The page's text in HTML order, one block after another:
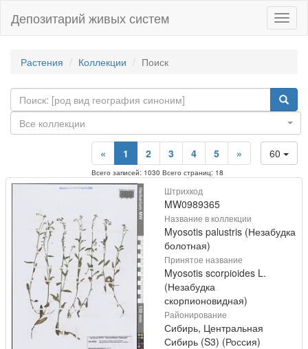
Депозитарий живых систем
Растения Коллекции Поиск
Все коллекции
60
« 1 2 3 4 5 »
Всего записей: 1030 Всего страниц: 18
Штрихкод
MW0989365
Название в коллекции
Myosotis palustris (Незабудка
болотная)
Принятое название
Myosotis scorpioides L.
(Незабудка
скорпионовидная)
Районирование
Сибирь, Центральная
Сибирь (S3) (Россия)